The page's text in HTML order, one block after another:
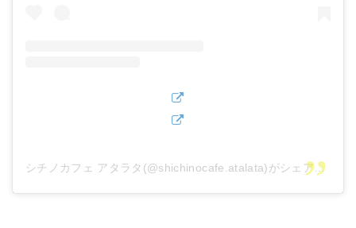
シチノカフェ アタラタ(@shichinocafe.atalata)がシェアした投稿